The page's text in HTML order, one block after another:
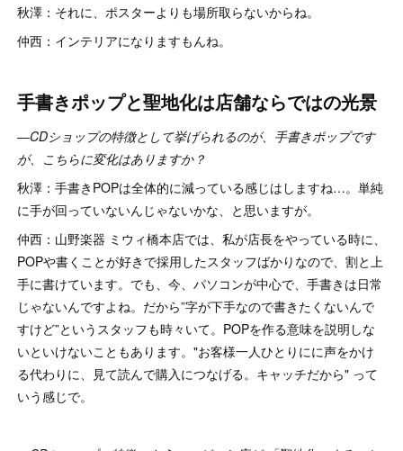
秋澤：それに、ポスターよりも場所取らないからね。
仲西：インテリアになりますもんね。
手書きポップと聖地化は店舗ならではの光景
―CDショップの特徴として挙げられるのが、手書きポップです
が、こちらに変化はありますか？
秋澤：手書きPOPは全体的に減っている感じはしますね…。単純
に手が回っていないんじゃないかな、と思いますが。
仲西：山野楽器 ミウィ橋本店では、私が店長をやっている時に、
POPや書くことが好きで採用したスタッフばかりなので、割と上
手に書けています。でも、今、パソコンが中心で、手書きは日常
じゃないんですよね。だから”字が下手なので書きたくないんで
すけど”というスタッフも時々いて。POPを作る意味を説明しな
いといけないこともあります。"お客様一人ひとりにに声をかけ
る代わりに、見て読んで購入につなげる。キャッチだから" って
いう感じで。